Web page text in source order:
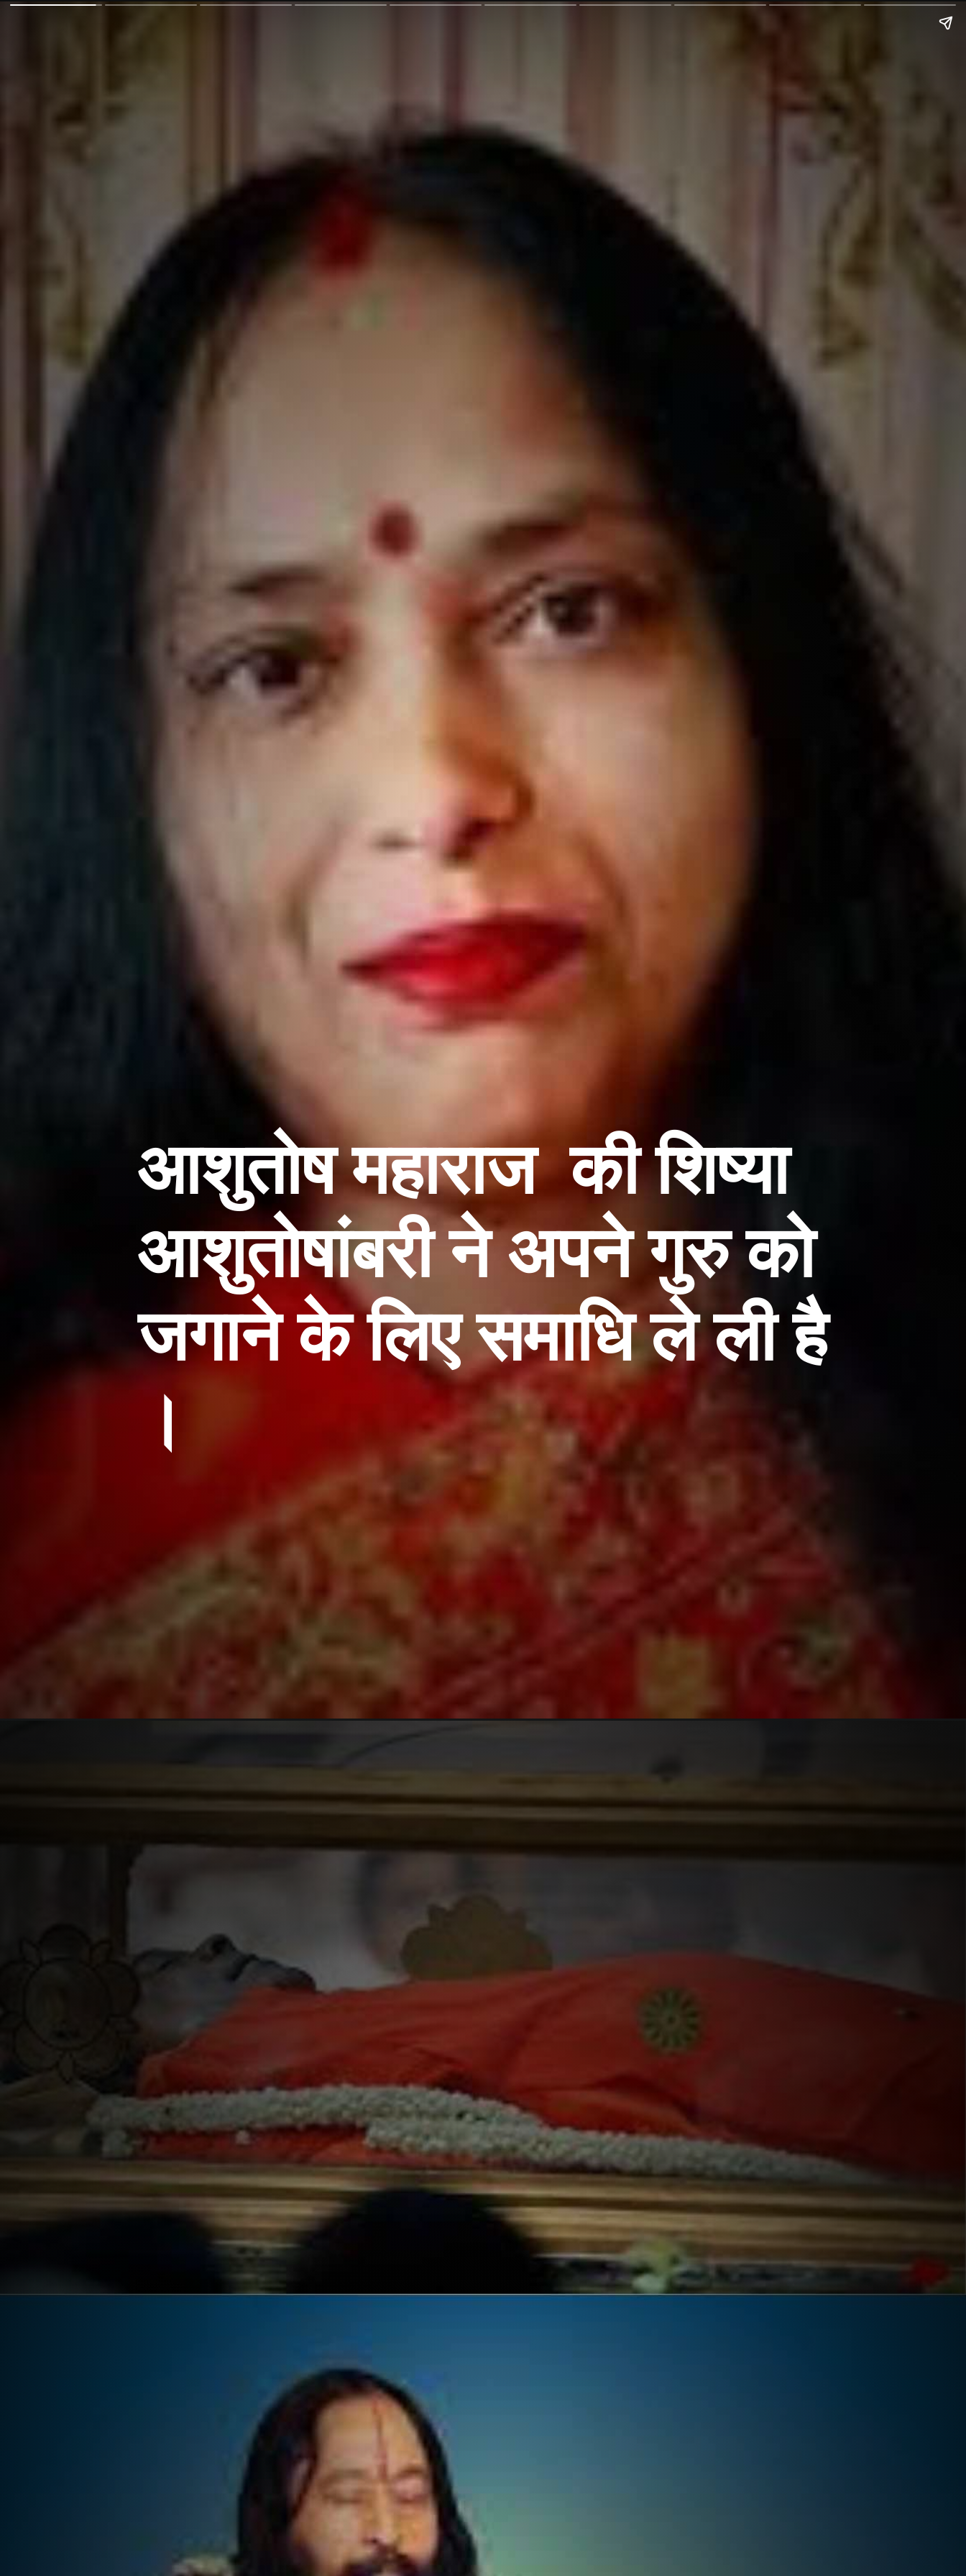
आशुतोष महाराज की शिष्या
आशुतोषांबरी ने अपने गुरु को
जगाने के लिए समाधि ले ली है
।